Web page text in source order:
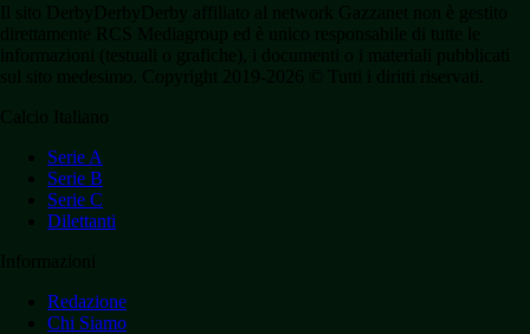
Serie A
Serie B
Serie C
Dilettanti
Redazione
Chi Siamo